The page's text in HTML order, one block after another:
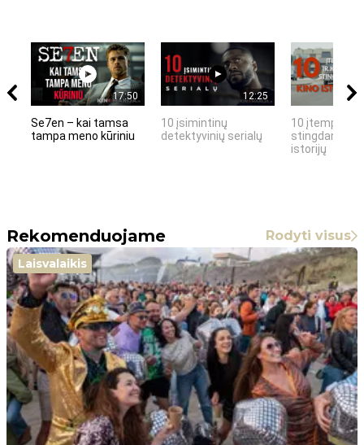
17:50
Se7en – kai tamsa
tampa meno kūriniu
12:25
10 įsimintinų
detektyvinių serialų
10 įtemptų,
stingdančių
istorijų
Rekomenduojame Rodyti visus
Laisvalaikis